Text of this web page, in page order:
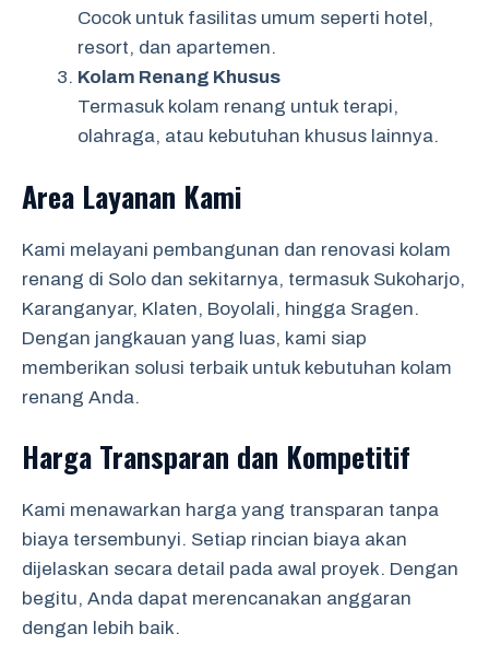
Cocok untuk fasilitas umum seperti hotel,
resort, dan apartemen.
Kolam Renang Khusus
Termasuk kolam renang untuk terapi,
olahraga, atau kebutuhan khusus lainnya.
Area Layanan Kami
Kami melayani pembangunan dan renovasi kolam
renang di Solo dan sekitarnya, termasuk Sukoharjo,
Karanganyar, Klaten, Boyolali, hingga Sragen.
Dengan jangkauan yang luas, kami siap
memberikan solusi terbaik untuk kebutuhan kolam
renang Anda.
Harga Transparan dan Kompetitif
Kami menawarkan harga yang transparan tanpa
biaya tersembunyi. Setiap rincian biaya akan
dijelaskan secara detail pada awal proyek. Dengan
begitu, Anda dapat merencanakan anggaran
dengan lebih baik.